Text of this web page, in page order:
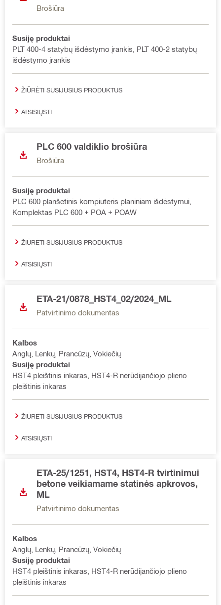
Brošiūra
Susiję produktai
PLT 400-4 statybų išdėstymo įrankis, PLT 400-2 statybų
išdėstymo įrankis
ŽIŪRĖTI SUSIJUSIUS PRODUKTUS
ATSISIŲSTI
PLC 600 valdiklio brošiūra
Brošiūra
Susiję produktai
PLC 600 planšetinis kompiuteris planiniam išdėstymui,
Komplektas PLC 600 + POA + POAW
ŽIŪRĖTI SUSIJUSIUS PRODUKTUS
ATSISIŲSTI
ETA-21/0878_HST4_02/2024_ML
Patvirtinimo dokumentas
Kalbos
Anglų, Lenkų, Prancūzų, Vokiečių
Susiję produktai
HST4 pleištinis inkaras, HST4-R nerūdijančiojo plieno
pleištinis inkaras
ŽIŪRĖTI SUSIJUSIUS PRODUKTUS
ATSISIŲSTI
ETA-25/1251, HST4, HST4-R tvirtinimui
betone veikiamame statinės apkrovos,
ML
Patvirtinimo dokumentas
Kalbos
Anglų, Lenkų, Prancūzų, Vokiečių
Susiję produktai
HST4 pleištinis inkaras, HST4-R nerūdijančiojo plieno
pleištinis inkaras